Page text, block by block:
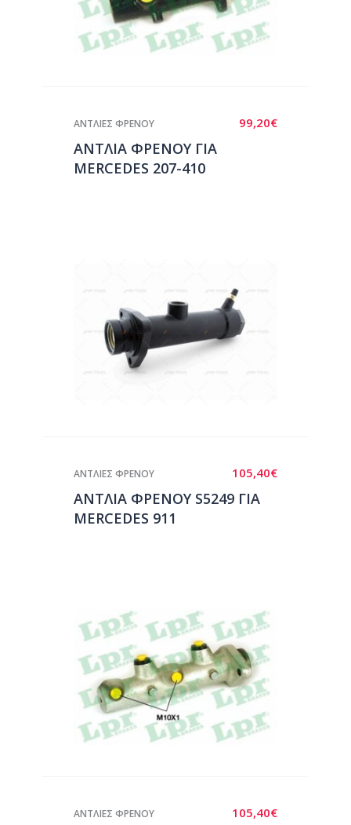
99,20€
ΑΝΤΛΙΕΣ ΦΡΕΝΟΥ
ΑΝΤΛΙΑ ΦΡΕΝΟΥ ΓΙΑ
MERCEDES 207-410
105,40€
ΑΝΤΛΙΕΣ ΦΡΕΝΟΥ
ΑΝΤΛΙΑ ΦΡΕΝΟΥ S5249 ΓΙΑ
MERCEDES 911
105,40€
ΑΝΤΛΙΕΣ ΦΡΕΝΟΥ